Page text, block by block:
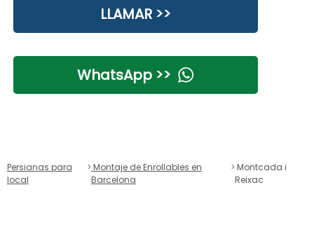
LLAMAR >>
WhatsApp >>
Persianas para
local
Montaje de Enrollables en
Barcelona
Montcada i
Reixac